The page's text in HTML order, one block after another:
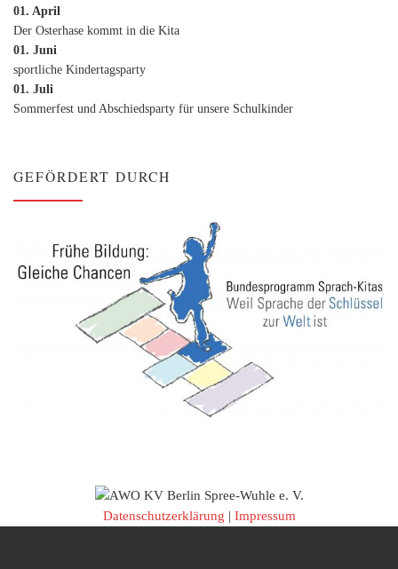
01. April
Der Osterhase kommt in die Kita
01. Juni
sportliche Kindertagsparty
01. Juli
Sommerfest und Abschiedsparty für unsere Schulkinder
GEFÖRDERT DURCH
Datenschutzerklärung | Impressum